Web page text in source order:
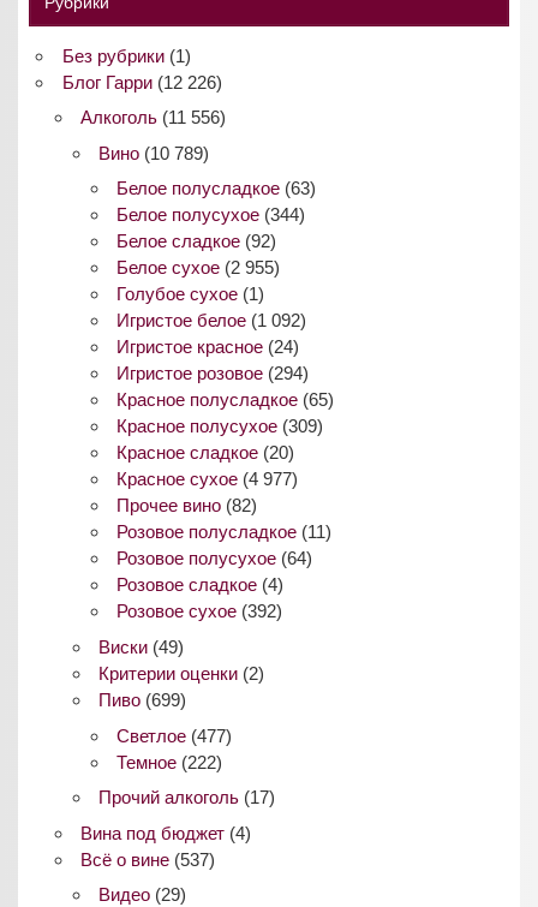
Без рубрики(1)
Блог Гарри(12 226)
Алкоголь(11 556)
Вино(10 789)
Белое полусладкое (63)
Белое полусухое (344)
Белое сладкое (92)
Белое сухое (2 955)
Голубое сухое (1)
Игристое белое (1 092)
Игристое красное (24)
Игристое розовое (294)
Красное полусладкое (65)
Красное полусухое (309)
Красное сладкое (20)
Красное сухое (4 977)
Прочее вино (82)
Розовое полусладкое (11)
Розовое полусухое (64)
Розовое сладкое (4)
Розовое сухое (392)
Виски(49)
Критерии оценки(2)
Пиво(699)
Светлое (477)
Темное (222)
Прочий алкоголь(17)
Вина под бюджет(4)
Всё о вине(537)
Видео(29)